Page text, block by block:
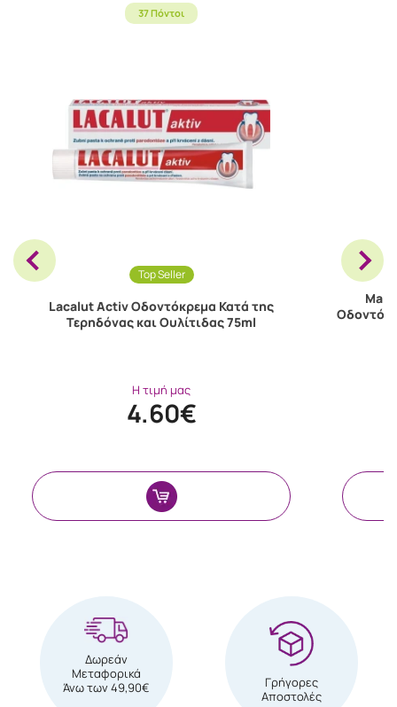
37 Πόντοι
Top Seller
Lacalut Activ Οδοντόκρεμα Κατά της
Τερηδόνας και Ουλίτιδας 75ml
Η τιμή μας
4.60€
Δωρεάν
Μεταφορικά
Άνω των 49,90€
Γρήγορες
Αποστολές